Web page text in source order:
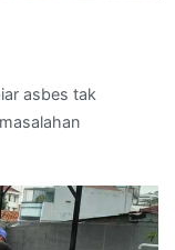
asbes tak